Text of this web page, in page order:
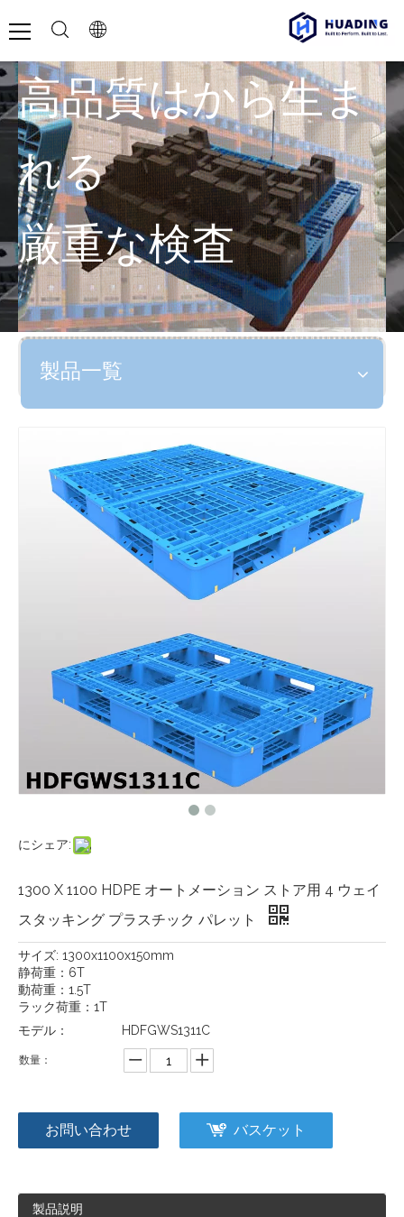
高品質はから生ま
れる
厳重な検査
製品一覧
にシェア:
1300 X 1100 HDPE オートメーション ストア用 4 ウェイ
スタッキング プラスチック パレット
サイズ: 1300x1100x150mm
静荷重：6T
動荷重：1.5T
ラック荷重：1T
モデル：
HDFGWS1311C
数量：
お問い合わせ バスケット
製品説明